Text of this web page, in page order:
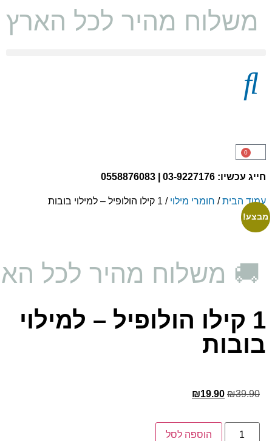
משלוח מהיר לכל הארץ
0
חייג עכשיו: 03-9227176 | 0558876083
עמוד הבית/ חומרי מילוי / 1 קילו הולופיל – למילוי בובות
מבצע!
🚚 משלוח מהיר לכל
1 קילו הולופיל – למילוי
בובות
₪39.90
₪19.90
הוספה לסל